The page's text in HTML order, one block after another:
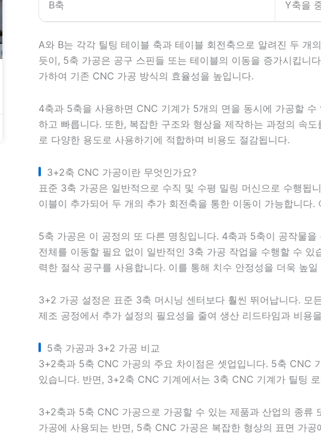
B축 Y축을
A와 B는 각각 틸팅 테이블 축과 테이블 회전축으로 알려진 두 개
듯이, 5축 가공은 공구 스핀들 또는 테이블의 이동을 증가시킵니
가하여 기존 CNC 가공 방식의 효율성을 높입니다.
4축과 5축을 사용하면 CNC 기계가 5개의 면을 동시에 가공할
하고 빠릅니다. 또한, 복잡한 구조와 형상을 제작하는 과정의 속
로 다양한 용도로 사용하기에 적합하며 비용도 절감됩니다.
3+2축 CNC 가공이란 무엇인가요?
표준 3축 가공은 일반적으로 수직 및 수평 밀링 머신으로 수행됩
이블이 추가되어 두 개의 추가 회전축을 통한 이동이 가능합니다
5축 가공은 이 공정의 또 다른 명칭입니다. 4축과 5축이 공작물
전체를 이동할 필요 없이 일반적인 3축 가공 작업을 수행할 수
력한 절삭 공구를 사용합니다. 이를 통해 치수 안정성을 더욱 높일
3+2 가공 설정은 표준 3축 머시닝 센터보다 훨씬 뛰어납니다. 모
제조 공정에서 추가 설정의 필요성을 줄여 생산 리드타임과 비용
5축 가공과 3+2 가공 비교
3+2축과 5축 CNC 가공의 주요 차이점은 셋업입니다. 5축 CNC
있습니다. 반면, 3+2축 CNC 기계에서는 3축 CNC 기계가 틸팅
3+2축과 5축 CNC 가공으로 가공할 수 있는 제품과 산업의 종류
가공에 사용되는 반면, 5축 CNC 가공은 복잡한 형상의 표면 가